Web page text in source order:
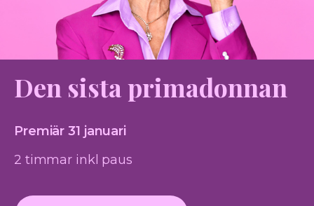
Den sista primadonnan
Premiär 31 januari
2 timmar inkl paus